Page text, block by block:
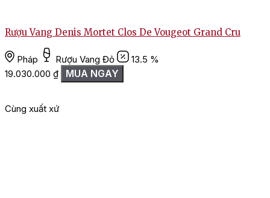
Rượu Vang Denis Mortet Clos De Vougeot Grand Cru
Pháp Rượu Vang Đỏ
13.5 %
19.030.000 ₫ MUA NGAY
Cùng xuất xứ